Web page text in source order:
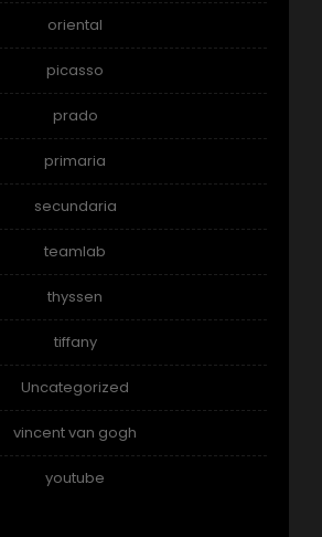
oriental
picasso
prado
primaria
secundaria
teamlab
thyssen
tiffany
Uncategorized
vincent van gogh
youtube